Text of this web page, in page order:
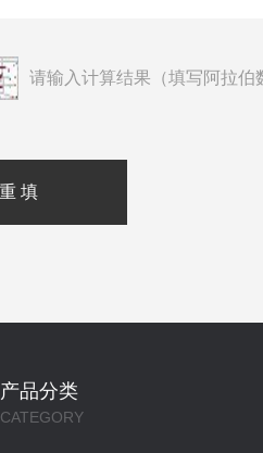
请输入计算结果（填写阿拉伯
产品分类
CATEGORY